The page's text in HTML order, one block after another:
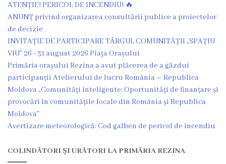
Grădinița
nr.5
,,Bucuria”
Grădinița
nr.6
,,Cocoșelul
de
Aur”
ATENȚIE! PERICOL DE INCENDIU! 🔥
ANUNŢ privind organizarea consultării publice a proiectelor
de decizie
INVITAȚIE DE PARTICIPARE TÂRGUL COMUNITĂȚII „SPAȚIU
VIU” 26–31 august 2026 Piața Orașului
Primăria orașului Rezina a avut plăcerea de a găzdui
participanții Atelierului de lucru România – Republica
Moldova „Comunități inteligente: Oportunități de finanțare și
provocări în comunitățile locale din România și Republica
Moldova”
Avertizare meteorologică: Cod galben de pericol de incendiu
COLINDĂTORI ȘI URĂTORI LA PRIMĂRIA REZINA